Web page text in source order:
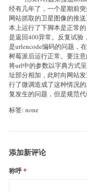
经有几年了，一个星期前
网站抓取的卫星图像的推
本上运行了下脚本是正常
是返回400异常。反复试验
是urlencode编码的问题，
树莓派后运行正常。要注
将url中的参数以字典方式
址部分相加，此时向网站
行了微调造成了这种情况
复发生的问题，但是规范代
标签: none
添加新评论
称呼